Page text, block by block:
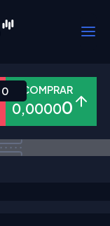
Metais Ações
COMPRAR
0,00000
0